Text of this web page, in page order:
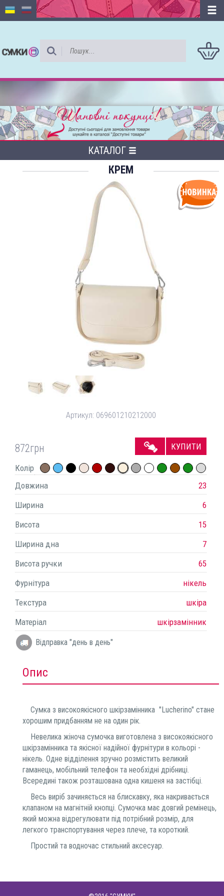
КАТАЛОГ
КРЕМ
Артикул: 069601210212000
872грн КУПИТИ
Колір
Довжина
23
Ширина
6
Висота
15
Ширина дна
7
Висота ручки
65
Фурнітура
нікель
Текстура
шкіра
Матеріал
шкірзамінник
Відправка "день в день"
Опис
Сумка з високоякісного шкірзамінника "Lucherino" стане
хорошим придбанням не на один рік.
Невелика жіноча сумочка виготовлена з високоякісного
шкірзамінника та якісної надійної фурнітури в кольорі -
нікель. Одне відділення зручно розмістить великий
гаманець, мобільний телефон та необхідні дрібниці.
Всередині також розташована одна кишеня на застібці.
Весь виріб зачиняється на блискавку, яка накривається
клапаном на магнітній кнопці. Сумочка має довгий ремінець,
який можна відрегулювати під потрібний розмір, для
легкого транспортування через плече, та короткий.
Простий та водночас стильний аксесуар.